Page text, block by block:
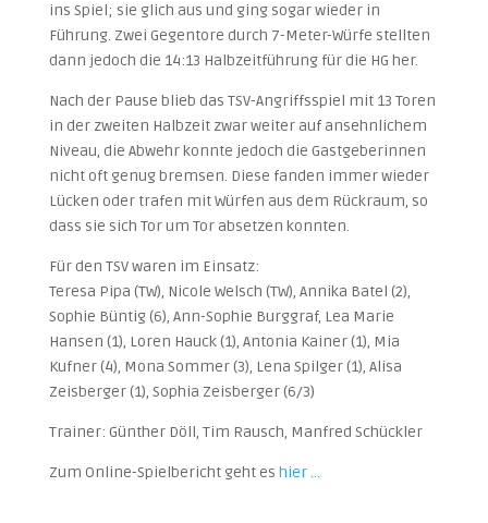
ins Spiel; sie glich aus und ging sogar wieder in
Führung. Zwei Gegentore durch 7-Meter-Würfe stellten
dann jedoch die 14:13 Halbzeitführung für die HG her.
Nach der Pause blieb das TSV-Angriffsspiel mit 13 Toren
in der zweiten Halbzeit zwar weiter auf ansehnlichem
Niveau, die Abwehr konnte jedoch die Gastgeberinnen
nicht oft genug bremsen. Diese fanden immer wieder
Lücken oder trafen mit Würfen aus dem Rückraum, so
dass sie sich Tor um Tor absetzen konnten.
Für den TSV waren im Einsatz:
Teresa Pipa (TW), Nicole Welsch (TW), Annika Batel (2),
Sophie Büntig (6), Ann-Sophie Burggraf, Lea Marie
Hansen (1), Loren Hauck (1), Antonia Kainer (1), Mia
Kufner (4), Mona Sommer (3), Lena Spilger (1), Alisa
Zeisberger (1), Sophia Zeisberger (6/3)
Trainer: Günther Döll, Tim Rausch, Manfred Schückler
Zum Online-Spielbericht geht es hier …